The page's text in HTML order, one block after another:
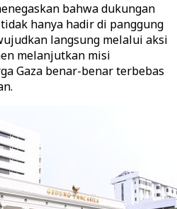
bahwa dukungan
hanya hadir di panggung
langsung melalui aksi
melanjutkan misi
Gaza benar-benar terbebas